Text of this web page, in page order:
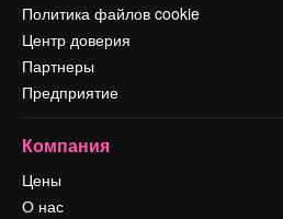
Политика файлов cookie
Центр доверия
Партнеры
Предприятие
Компания
Цены
О нас